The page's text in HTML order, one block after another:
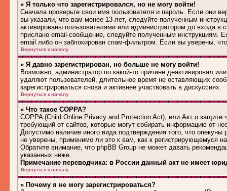
» Я только что зарегистрировался, но не могу войти!
Сначала проверьте свои имя пользователя и пароль. Если они
вы указали, что вам менее 13 лет, следуйте полученным
активированы пользователями или администратором до входа
прислано email-сообщение, следуйте полученным инструкциям.
email либо он заблокирован спам-фильтром. Если вы уверены,
Вернуться к началу
» Я давно зарегистрирован, но больше не могу войти!
Возможно, администратор по какой-то причине деактивировал
удаляют пользователей, длительное время не оставляющих
зарегистрироваться снова и активнее участвовать в дискуссиях.
Вернуться к началу
» Что такое COPPA?
COPPA (Child Online Privacy and Protection Act), или Акт о защите
требующий от сайтов, которые могут собирать информацию от
Допустимо наличие иного вида подтверждения того, что
не уверены, применимо ли это к вам, как к регистрирующемуся
Обратите внимание, что phpBB Group не может давать
указанных ниже.
Примечание переводчика: в России данный акт не имеет
Вернуться к началу
» Почему я не могу зарегистрироваться?